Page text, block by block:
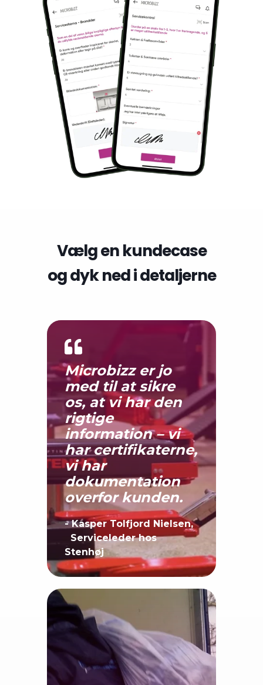
Vælg en kundecase
og dyk ned i detaljerne
Microbizz er jo
med til at sikre
os, at vi har den
rigtige
information – vi
har certifikaterne,
vi har
dokumentation
overfor kunden.
- Kasper Tolfjord Nielsen,
Serviceleder hos
Stenhøj